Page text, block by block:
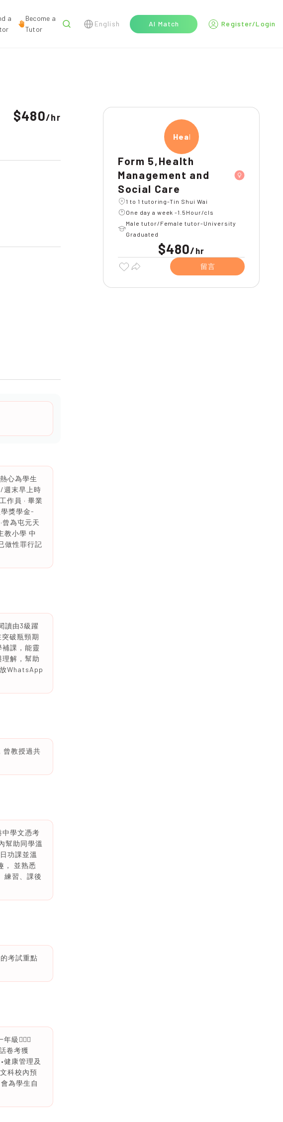
a
Become a
Tutor
English AI Match Register/Login
$480/hr
心為學生
週末早上時
作員 · 畢業
獎學金-
為屯元天
教小學 中
做性罪行記
讀由3級躍
破瓶頸期
課，能靈
解，幫助
WhatsApp
曾教授過共
學文憑考
幫助同學溫
功課並溫
， 並熟悉
練習、課後
考試重點
級🙆🏻‍♀️
卷考獲
健康管理及
科校內預
為學生自
Healt
Form 5,Health
Management and
Social Care
1 to 1 tutoring-Tin Shui Wai
One day a week -1.5Hour/cls
Male tutor/Female tutor-University
Graduated
$480/ hr
留言